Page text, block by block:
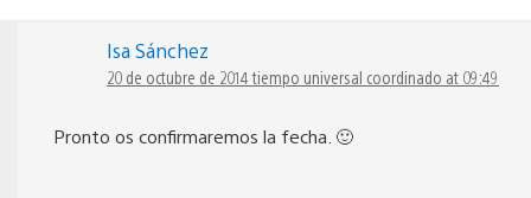
Isa Sánchez
20 de octubre de 2014 tiempo universal coordinado at 09:49
Pronto os confirmaremos la fecha. 🙂